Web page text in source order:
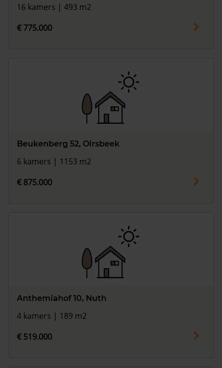
16 kamers | 493 m2
€ 775.000
Beukenberg 52, Oirsbeek
6 kamers | 1153 m2
€ 875.000
Anthemiahof 10, Nuth
4 kamers | 189 m2
€ 519.000